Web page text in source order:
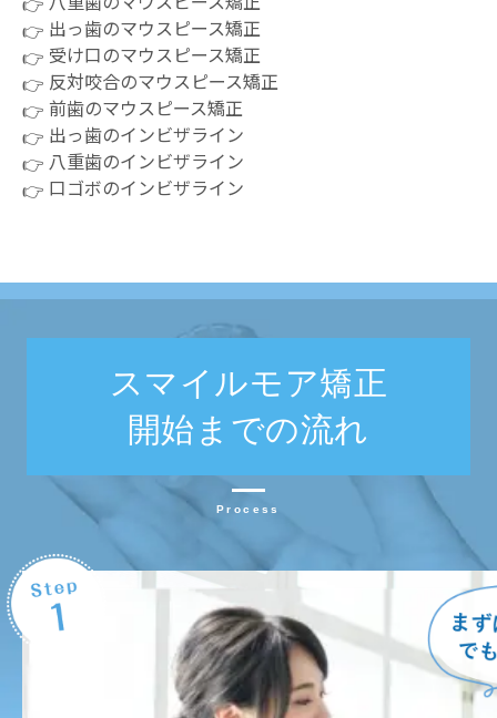
出っ歯のマウスピース矯正
受け口のマウスピース矯正
反対咬合のマウスピース矯正
前歯のマウスピース矯正
出っ歯のインビザライン
八重歯のインビザライン
口ゴボのインビザライン
スマイルモア矯正
開始までの流れ
Process